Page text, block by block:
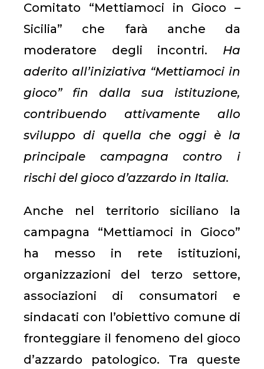
Comitato “Mettiamoci in Gioco –
Sicilia” che farà anche da
moderatore degli incontri. Ha
aderito all’iniziativa “Mettiamoci in
gioco” fin dalla sua istituzione,
contribuendo attivamente allo
sviluppo di quella che oggi è la
principale campagna contro i
rischi del gioco d’azzardo in Italia.
Anche nel territorio siciliano la
campagna “Mettiamoci in Gioco”
ha messo in rete istituzioni,
organizzazioni del terzo settore,
associazioni di consumatori e
sindacati con l’obiettivo comune di
fronteggiare il fenomeno del gioco
d’azzardo patologico. Tra queste